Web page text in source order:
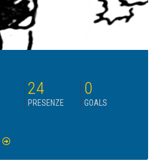
24
PRESENZE
0
GOALS